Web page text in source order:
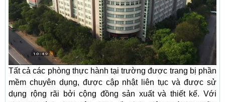
Tất cả các phòng thực hành tại trường được trang bị phần
mềm chuyên dụng, được cập nhật liên tục và được sử
dụng rộng rãi bởi cộng đồng sản xuất và thiết kế. Với